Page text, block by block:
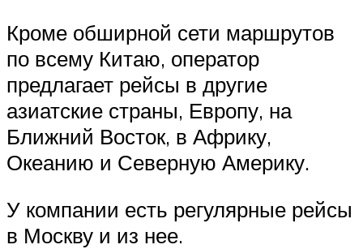
Кроме обширной сети маршрутов
по всему Китаю, оператор
предлагает рейсы в другие
азиатские страны, Европу, на
Ближний Восток, в Африку,
Океанию и Северную Америку.
У компании есть регулярные рейсы
в Москву и из нее.